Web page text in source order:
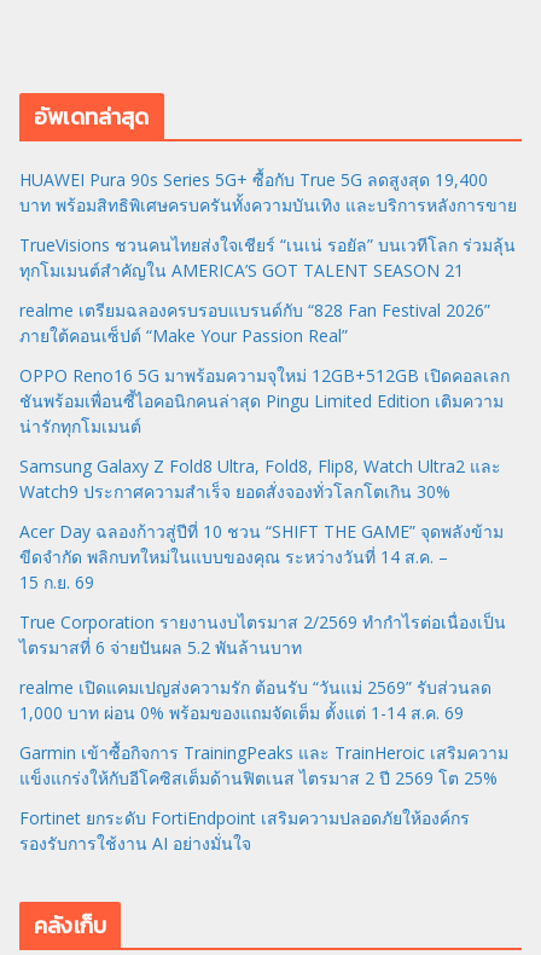
อัพเดทล่าสุด
HUAWEI Pura 90s Series 5G+ ซื้อกับ True 5G ลดสูงสุด 19,400
บาท พร้อมสิทธิพิเศษครบครันทั้งความบันเทิง และบริการหลังการขาย
TrueVisions ชวนคนไทยส่งใจเชียร์ “เนเน่ รอยัล” บนเวทีโลก ร่วมลุ้น
ทุกโมเมนต์สำคัญใน AMERICA’S GOT TALENT SEASON 21
realme เตรียมฉลองครบรอบแบรนด์กับ “828 Fan Festival 2026”
ภายใต้คอนเซ็ปต์ “Make Your Passion Real”
OPPO Reno16 5G มาพร้อมความจุใหม่ 12GB+512GB เปิดคอลเลก
ชันพร้อมเพื่อนซี้ไอคอนิกคนล่าสุด Pingu Limited Edition เติมความ
น่ารักทุกโมเมนต์
Samsung Galaxy Z Fold8 Ultra, Fold8, Flip8, Watch Ultra2 และ
Watch9 ประกาศความสำเร็จ ยอดสั่งจองทั่วโลกโตเกิน 30%
Acer Day ฉลองก้าวสู่ปีที่ 10 ชวน “SHIFT THE GAME” จุดพลังข้าม
ขีดจำกัด พลิกบทใหม่ในแบบของคุณ ระหว่างวันที่ 14 ส.ค. –
15 ก.ย. 69
True Corporation รายงานงบไตรมาส 2/2569 ทำกำไรต่อเนื่องเป็น
ไตรมาสที่ 6 จ่ายปันผล 5.2 พันล้านบาท
realme เปิดแคมเปญส่งความรัก ต้อนรับ “วันแม่ 2569” รับส่วนลด
1,000 บาท ผ่อน 0% พร้อมของแถมจัดเต็ม ตั้งแต่ 1-14 ส.ค. 69
Garmin เข้าซื้อกิจการ TrainingPeaks และ TrainHeroic เสริมความ
แข็งแกร่งให้กับอีโคซิสเต็มด้านฟิตเนส ไตรมาส 2 ปี 2569 โต 25%
Fortinet ยกระดับ FortiEndpoint เสริมความปลอดภัยให้องค์กร
รองรับการใช้งาน AI อย่างมั่นใจ
คลังเก็บ